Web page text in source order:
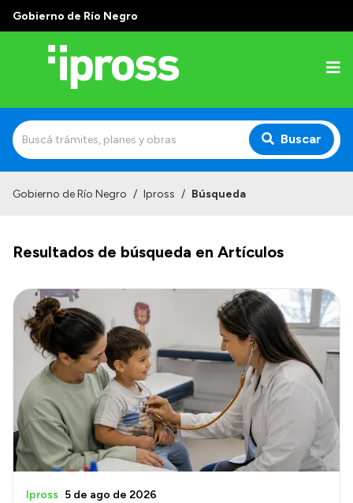
Gobierno de Río Negro
Buscar
¿Qué es IPROSS?
Autoridades
Delegaciones
Consultorios Propios
Presentación CV
Transparencia
Inversión en Salud
Licitaciones
Gobierno de Río Negro / Ipross / Búsqueda
Resultados de búsqueda en Artículos
Ipross 5 de ago de 2026